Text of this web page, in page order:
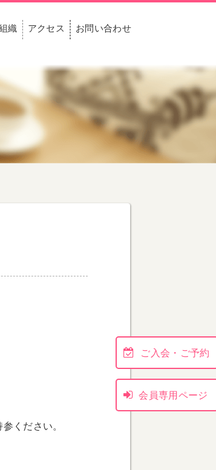
織 アクセス お問い合わせ
ご入会・ご予約
会員専用ページ
ください。